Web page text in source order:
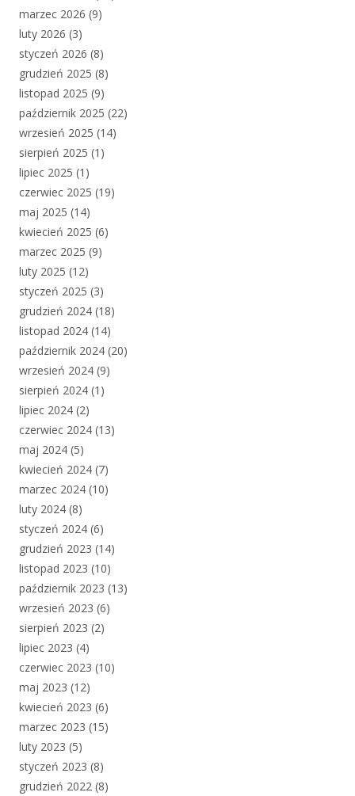
marzec 2026 (9)
luty 2026 (3)
styczeń 2026 (8)
grudzień 2025 (8)
listopad 2025 (9)
październik 2025 (22)
wrzesień 2025 (14)
sierpień 2025 (1)
lipiec 2025 (1)
czerwiec 2025 (19)
maj 2025 (14)
kwiecień 2025 (6)
marzec 2025 (9)
luty 2025 (12)
styczeń 2025 (3)
grudzień 2024 (18)
listopad 2024 (14)
październik 2024 (20)
wrzesień 2024 (9)
sierpień 2024 (1)
lipiec 2024 (2)
czerwiec 2024 (13)
maj 2024 (5)
kwiecień 2024 (7)
marzec 2024 (10)
luty 2024 (8)
styczeń 2024 (6)
grudzień 2023 (14)
listopad 2023 (10)
październik 2023 (13)
wrzesień 2023 (6)
sierpień 2023 (2)
lipiec 2023 (4)
czerwiec 2023 (10)
maj 2023 (12)
kwiecień 2023 (6)
marzec 2023 (15)
luty 2023 (5)
styczeń 2023 (8)
grudzień 2022 (8)